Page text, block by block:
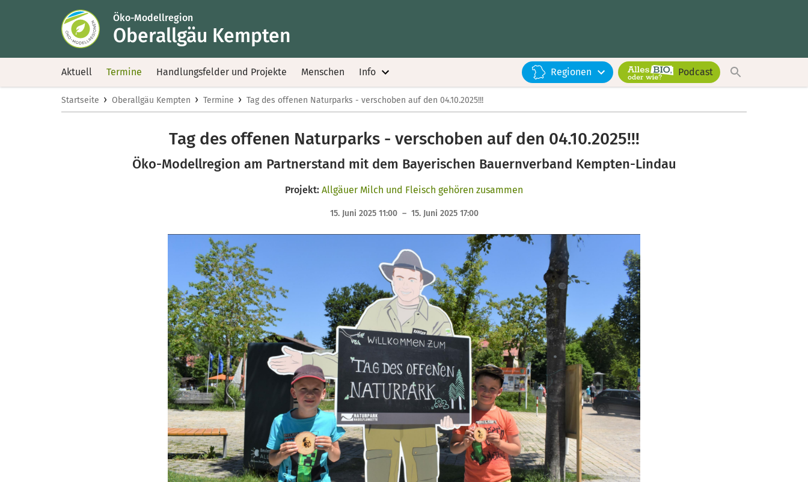
Öko-Modellregion
Oberallgäu Kempten
Aktuell Termine Handlungsfelder und Projekte Menschen Info Regionen Podcast
Startseite › Oberallgäu Kempten › Termine › Tag des offenen Naturparks - verschoben auf den 04.10.2025!!!
Tag des offenen Naturparks - verschoben auf den 04.10.2025!!!
Öko-Modellregion am Partnerstand mit dem Bayerischen Bauernverband Kempten-Lindau
Projekt: Allgäuer Milch und Fleisch gehören zusammen
15. Juni 2025 11:00 – 15. Juni 2025 17:00